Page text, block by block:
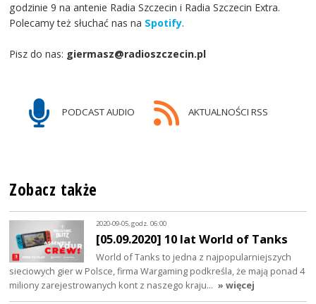
godzinie 9 na antenie Radia Szczecin i Radia Szczecin Extra.
Polecamy też słuchać nas na Spotify.
Pisz do nas: giermasz@radioszczecin.pl
PODCAST AUDIO AKTUALNOŚCI RSS
Zobacz także
2020-09-05, godz. 06:00
[05.09.2020] 10 lat World of Tanks
World of Tanks to jedna z najpopularniejszych
sieciowych gier w Polsce, firma Wargaming podkreśla, że mają ponad 4
miliony zarejestrowanych kont z naszego kraju… » więcej